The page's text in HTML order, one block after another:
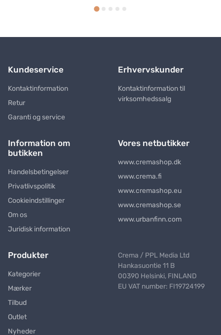
Kundeservice
Kontaktinformation
Retur
Garanti og service
Erhvervskunder
Kontaktinformation til
virksomhedssalg
Information om
butikken
Handelsbetingelser
Privatlivspolitik
Cookieindstillinger
Om os
Juridisk information
Vores netbutikker
www.cremashop.dk
www.crema.fi
www.cremashop.eu
www.cremashop.se
www.urbanfinn.com
Produkter
Kategorier
Mærker
Tilbud
Outlet
Nyheder
Crema / PPL Media Ltd
Hankasuontie 11 B
00390 Helsinki, FINLAND
EU VAT number: FI19724199